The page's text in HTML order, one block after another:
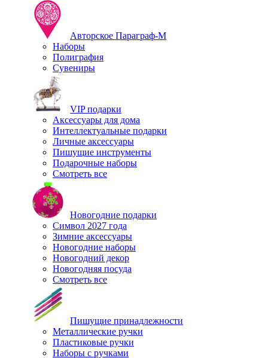
Авторское Параграф-М
Наборы
Полиграфия
Сувениры
VIP подарки
Аксессуары для дома
Интеллектуальные подарки
Личные аксессуары
Пишущие инструменты
Подарочные наборы
Смотреть все
Новогодние подарки
Символ 2027 года
Зимние аксессуары
Новогодние наборы
Новогодний декор
Новогодняя посуда
Смотреть все
Пишущие принадлежности
Металлические ручки
Пластиковые ручки
Наборы с ручками